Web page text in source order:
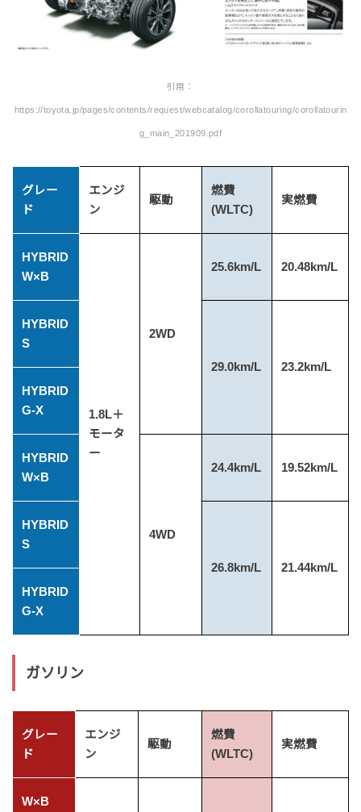
引用：
https://toyota.jp/pages/contents/request/webcatalog/corollatouring/corollatourin
g_main_201909.pdf
グレー
ド
エンジ
ン
駆動
燃費
(WLTC)
実燃費
HYBRID
W×B
1.8L＋
モータ
ー
2WD
25.6km/L 20.48km/L
HYBRID
S
29.0km/L
23.2km/L
HYBRID
G-X
HYBRID
W×B
4WD
24.4km/L 19.52km/L
HYBRID
S
26.8km/L
21.44km/L
HYBRID
G-X
ガソリン
グレー
ド
エンジ
ン
駆動
燃費
(WLTC)
実燃費
W×B